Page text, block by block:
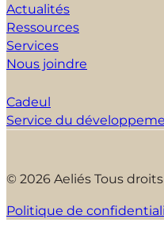
Actualités
Ressources
Services
Nous joindre
Cadeul
Service du
© 2026 Aeliés Tous
Politique de